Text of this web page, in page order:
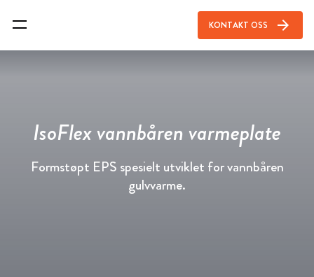
KONTAKT OSS arrow_forward
IsoFlex vannbåren varmeplate
Formstøpt EPS spesielt utviklet for vannbåren
gulvvarme.